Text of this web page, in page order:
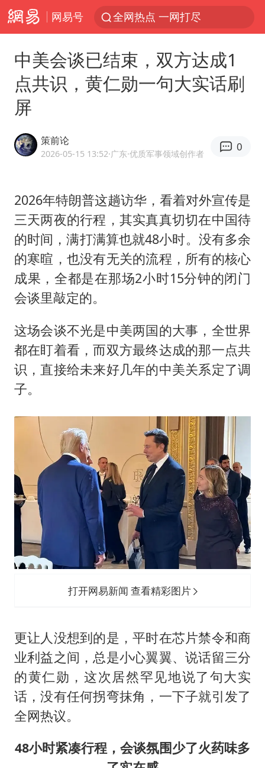
网易号 全网热点 一网打尽
中美会谈已结束，双方达成1
点共识，黄仁勋一句大实话刷
屏
策前论
2026-05-15 13:52·广东·优质军事领域创作者
0
2026年特朗普这趟访华，看着对外宣传是
三天两夜的行程，其实真真切切在中国待
的时间，满打满算也就48小时。没有多余
的寒暄，也没有无关的流程，所有的核心
成果，全都是在那场2小时15分钟的闭门
会谈里敲定的。
这场会谈不光是中美两国的大事，全世界
都在盯着看，而双方最终达成的那一点共
识，直接给未来好几年的中美关系定了调
子。
打开网易新闻 查看精彩图片
更让人没想到的是，平时在芯片禁令和商
业利益之间，总是小心翼翼、说话留三分
的黄仁勋 ，这次居然罕见地说了句大实
话，没有任何拐弯抹角，一下子就引发了
全网热议。
48小时紧凑行程，会谈氛围少了火药味多